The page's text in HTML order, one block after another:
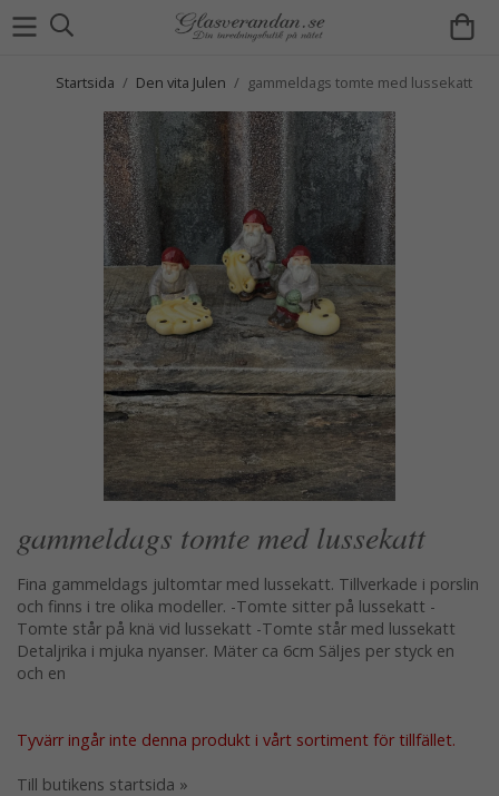
Startsida / Den vita Julen / gammeldags tomte med lussekatt
gammeldags tomte med lussekatt
Fina gammeldags jultomtar med lussekatt. Tillverkade i porslin
och finns i tre olika modeller. -Tomte sitter på lussekatt -
Tomte står på knä vid lussekatt -Tomte står med lussekatt
Detaljrika i mjuka nyanser. Mäter ca 6cm Säljes per styck en
och en
Tyvärr ingår inte denna produkt i vårt sortiment för tillfället.
Till butikens startsida »